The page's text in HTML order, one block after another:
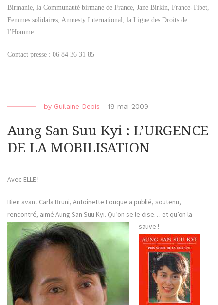
Birmanie, la Communauté birmane de France, Jane Birkin, France-Tibet,
Femmes solidaires, Amnesty International, la Ligue des Droits de
l’Homme…
Contact presse : 06 84 36 31 85
by Guilaine Depis - 19 mai 2009
Aung San Suu Kyi : L’URGENCE
DE LA MOBILISATION
Avec ELLE !
Bien avant Carla Bruni, Antoinette Fouque a publié, soutenu,
rencontré, aimé Aung San Suu Kyi. Qu’on se le dise… et qu’on la
sauve !